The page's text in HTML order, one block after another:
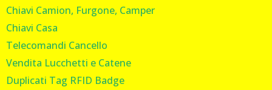
Chiavi Camion, Furgone, Camper
Chiavi Casa
Telecomandi Cancello
Vendita Lucchetti e Catene
Duplicati Tag RFID Badge